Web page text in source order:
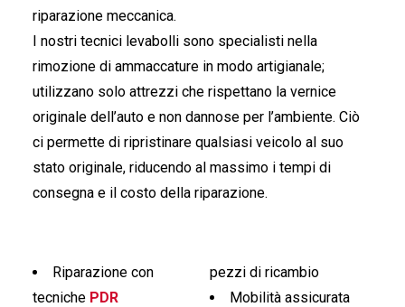
riparazione meccanica.
I nostri tecnici levabolli sono specialisti nella
rimozione di ammaccature in modo artigianale;
utilizzano solo attrezzi che rispettano la vernice
originale dell’auto e non dannose per l’ambiente. Ciò
ci permette di ripristinare qualsiasi veicolo al suo
stato originale, riducendo al massimo i tempi di
consegna e il costo della riparazione.
Riparazione con
tecniche PDR
pezzi di ricambio
Mobilità assicurata